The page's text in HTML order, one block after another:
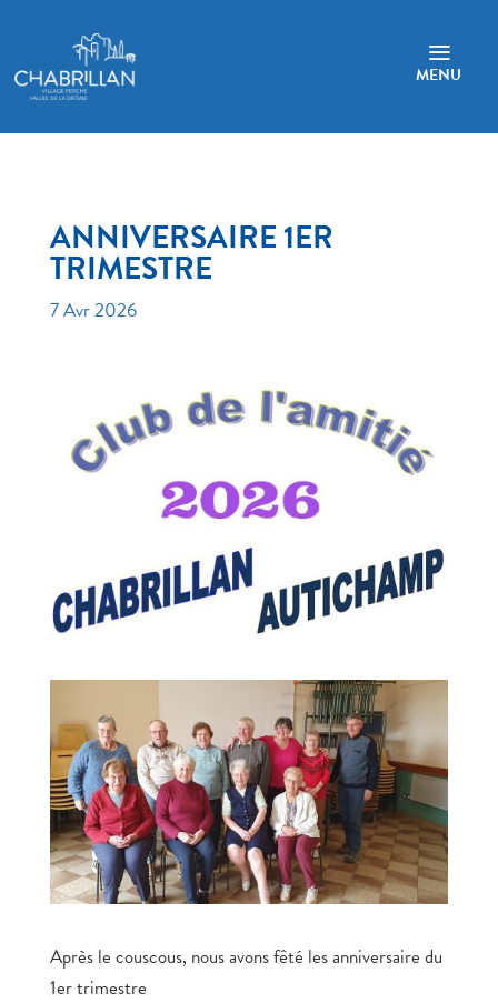
a
MENU
ANNIVERSAIRE 1ER
TRIMESTRE
7 Avr 2026
Après le couscous, nous avons fêté les anniversaire du
1er trimestre